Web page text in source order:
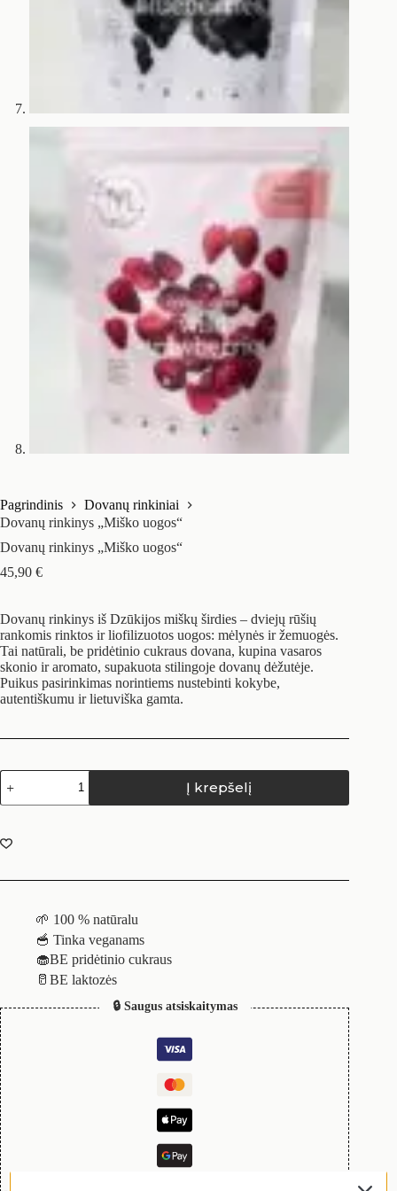
Pagrindinis
Dovanų rinkiniai
Dovanų rinkinys „Miško uogos“
Dovanų rinkinys „Miško uogos“
45,90 €
Dovanų rinkinys iš Dzūkijos miškų širdies – dviejų rūšių
rankomis rinktos ir liofilizuotos uogos: mėlynės ir žemuogės.
Tai natūrali, be pridėtinio cukraus dovana, kupina vasaros
skonio ir aromato, supakuota stilingoje dovanų dėžutėje.
Puikus pasirinkimas norintiems nustebinti kokybe,
autentiškumu ir lietuviška gamta.
Į krepšelį
🌱 100 % natūralu
🥣 Tinka veganams
🧁BE pridėtinio cukraus
🥛BE laktozės
🔒 Saugus atsiskaitymas